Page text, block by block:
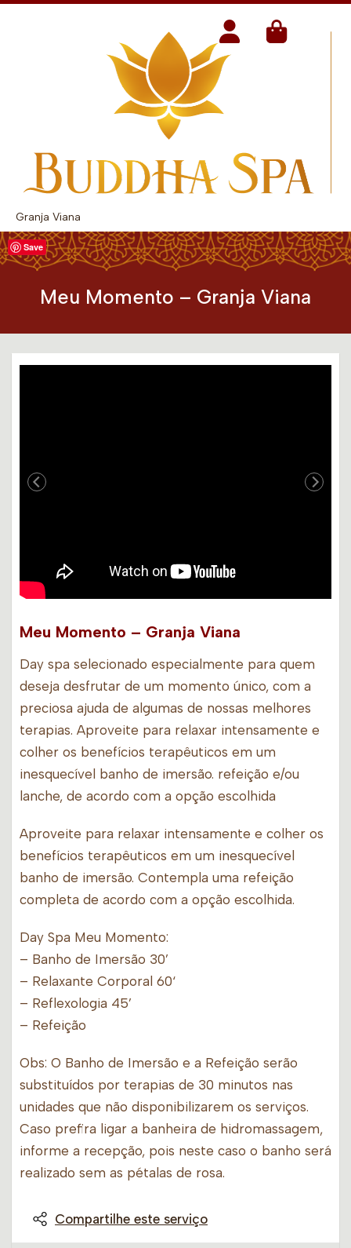
Granja Viana
Meu Momento – Granja Viana
Save
Meu Momento – Granja Viana
Day spa selecionado especialmente para quem
deseja desfrutar de um momento único, com a
preciosa ajuda de algumas de nossas melhores
terapias. Aproveite para relaxar intensamente e
colher os benefícios terapêuticos em um
inesquecível banho de imersão. refeição e/ou
lanche, de acordo com a opção escolhida
Aproveite para relaxar intensamente e colher os
benefícios terapêuticos em um inesquecível
banho de imersão. Contempla uma refeição
completa de acordo com a opção escolhida.
Day Spa Meu Momento:
– Banho de Imersão 30’
– Relaxante Corporal 60‘
– Reflexologia 45’
– Refeição
Obs: O Banho de Imersão e a Refeição serão
substituídos por terapias de 30 minutos nas
unidades que não disponibilizarem os serviços.
Caso prefira ligar a banheira de hidromassagem,
informe a recepção, pois neste caso o banho será
realizado sem as pétalas de rosa.
Compartilhe este serviço